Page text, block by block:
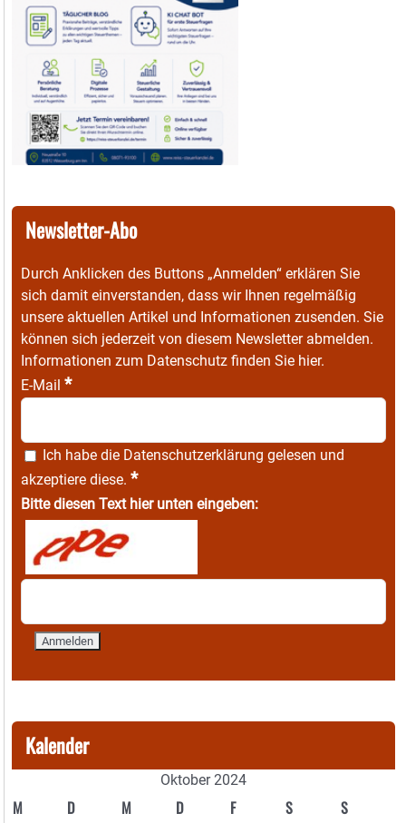
Newsletter-Abo
Durch Anklicken des Buttons „Anmelden“ erklären Sie
sich damit einverstanden, dass wir Ihnen regelmäßig
unsere aktuellen Artikel und Informationen zusenden. Sie
können sich jederzeit von diesem Newsletter abmelden.
Informationen zum Datenschutz finden Sie hier.
E-Mail *
Ich habe die Datenschutzerklärung gelesen und
akzeptiere diese. *
Bitte diesen Text hier unten eingeben:
Kalender
Oktober 2024
M D M D F S S